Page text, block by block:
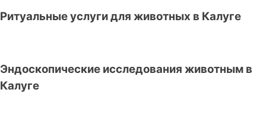
Ритуальные услуги для животных в Калуге
Эндоскопические исследования животным в
Калуге